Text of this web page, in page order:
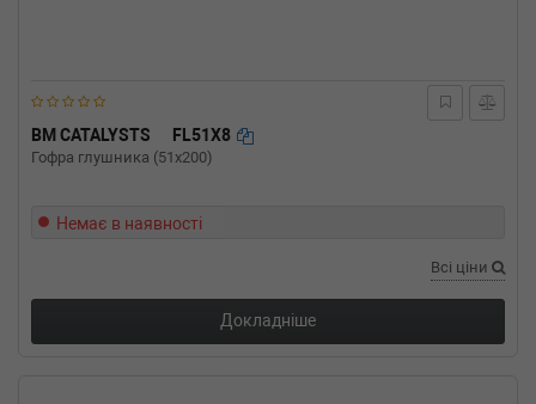
BM CATALYSTS FL51X8
Гофра глушника (51x200)
Немає в наявності
Всі ціни
Докладніше